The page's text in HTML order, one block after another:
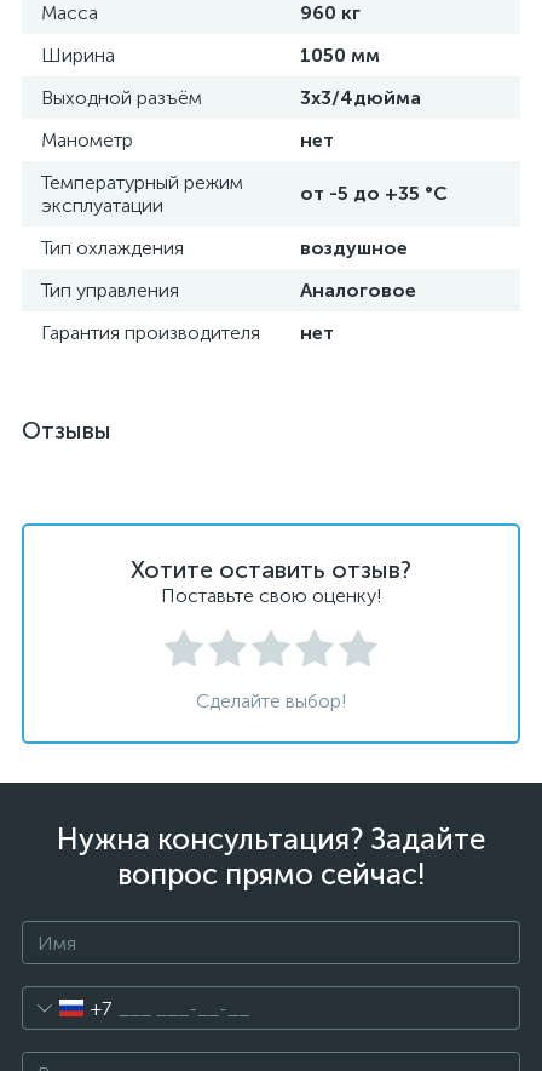
Масса
960 кг
Ширина
1050 мм
Выходной разъём
3х3/4дюйма
Манометр
нет
Температурный режим
эксплуатации
от -5 до +35 °C
Тип охлаждения
воздушное
Тип управления
Аналоговое
Гарантия производителя
нет
Отзывы
Хотите оставить отзыв?
Поставьте свою оценку!
Сделайте выбор!
Нужна консультация? Задайте
вопрос прямо сейчас!
+7